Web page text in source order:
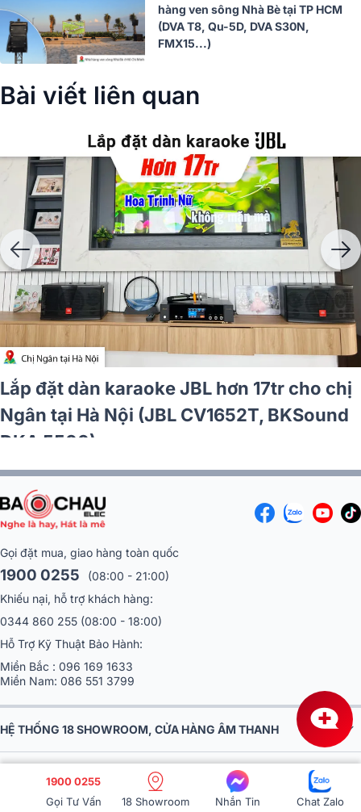
hàng ven sông Nhà Bè tại TP HCM
(DVA T8, Qu-5D, DVA S30N,
FMX15...)
Bài viết liên quan
Lắp đặt dàn karaoke JBL hơn 33tr cho
anh Huân tại TP HCM (JBL Pasion 10,
Philips CSS5561/70, Philips CSS3751/70,
Bksound SW612 MKII...)
Gọi đặt mua, giao hàng toàn quốc
1900 0255
(08:00 - 21:00)
Khiếu nại, hỗ trợ khách hàng:
0344 860 255(08:00 - 18:00)
Hỗ Trợ Kỹ Thuật Bảo Hành:
Miền Nam:086 551 3799
HỆ THỐNG 18 SHOWROOM, CỬA HÀNG ÂM THANH
VỀ BẢO CHÂU ELEC
1900 0255
Gọi Tư Vấn
18 Showroom Nhắn Tin Chat Zalo